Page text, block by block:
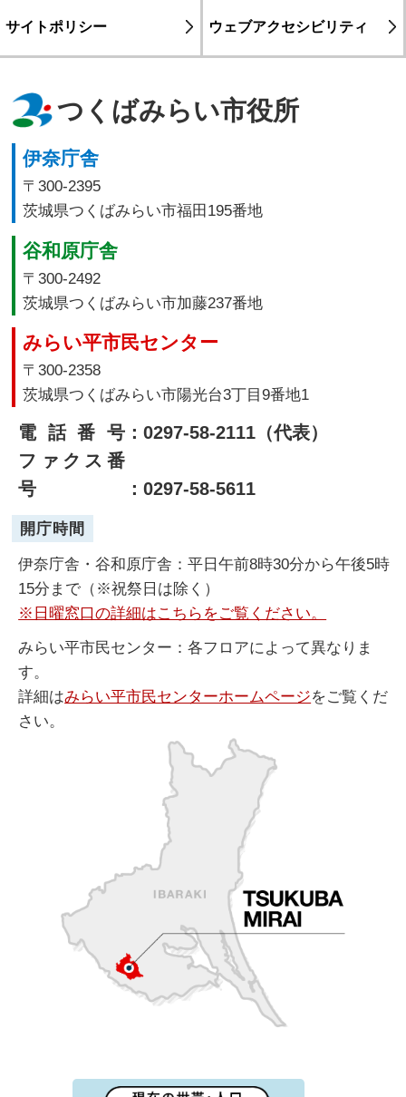
サイトポリシー ウェブアクセシビリティ
つくばみらい市役所
伊奈庁舎
〒300-2395
茨城県つくばみらい市福田195番地
谷和原庁舎
〒300-2492
茨城県つくばみらい市加藤237番地
みらい平市民センター
〒300-2358
茨城県つくばみらい市陽光台3丁目9番地1
電話番号：0297-58-2111（代表）
ファクス番
号
：0297-58-5611
開庁時間
伊奈庁舎・谷和原庁舎：平日午前8時30分から午後5時
15分まで（※祝祭日は除く）
※日曜窓口の詳細はこちらをご覧ください。
みらい平市民センター：各フロアによって異なりま
す。
詳細はみらい平市民センターホームページをご覧くだ
さい。